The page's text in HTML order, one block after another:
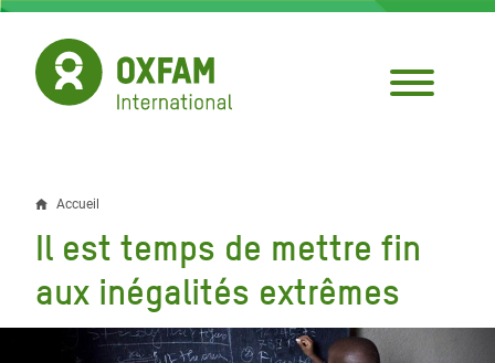
Aller
contenu
principal
Fil
d'Ariane
Accueil
Il est temps de mettre fin
aux inégalités extrêmes